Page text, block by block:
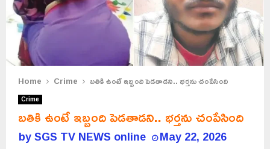
Home Crime బతికి ఉంటే ఇబ్బంది పెడతాడని.. భర్తను చంపేసింది
Crime
బతికి ఉంటే ఇబ్బంది పెడతాడని.. భర్తను చంపేసింది
bySGS TV NEWS online May 22, 2026